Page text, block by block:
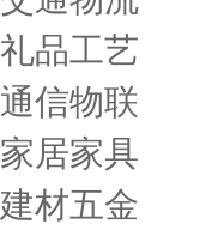
礼品工艺
通信物联
家居家具
建材五金